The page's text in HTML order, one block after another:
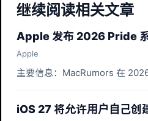
继续阅读相关文章
Apple 发布 2026 Pride
Apple
主要信息：MacRumors 在
iOS 27 将允许用户自己创